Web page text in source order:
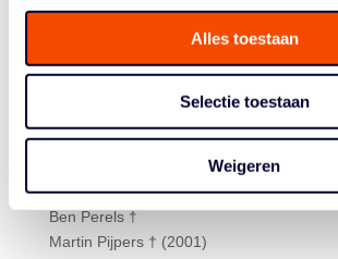
Alles toestaan
Selectie toestaan
Weigeren
Piet Meuwsen † (2001)
Karen Mulder
Cor Onrust †
Grietje Pasma †
Ben Perels †
Martin Pijpers † (2001)